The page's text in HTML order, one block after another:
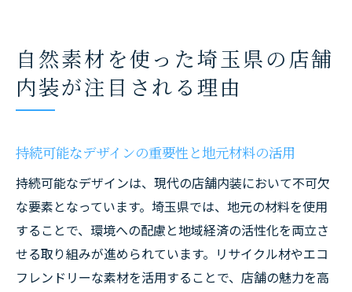
自然素材を使った埼玉県の店舗
内装が注目される理由
持続可能なデザインの重要性と地元材料の活用
持続可能なデザインは、現代の店舗内装において不可欠
な要素となっています。埼玉県では、地元の材料を使用
することで、環境への配慮と地域経済の活性化を両立さ
せる取り組みが進められています。リサイクル材やエコ
フレンドリーな素材を活用することで、店舗の魅力を高